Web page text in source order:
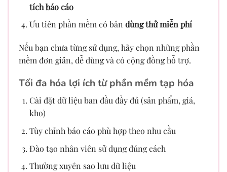
tích báo cáo
Ưu tiên phần mềm có bảndùng thử miễn phí
Nếu bạn chưa từng sử dụng, hãy chọn những phần
mềm đơn giản, dễ dùng và có cộng đồng hỗ trợ.
Tối đa hóa lợi ích từ phần mềm tạp hóa
Cài đặt dữ liệu ban đầu đầy đủ (sản phẩm, giá,
kho)
Tùy chỉnh báo cáo phù hợp theo nhu cầu
Đào tạo nhân viên sử dụng đúng cách
Thường xuyên sao lưu dữ liệu